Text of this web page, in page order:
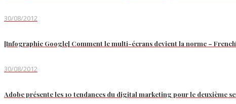
30/08/2012
[Infographie Google] Comment le multi-écrans devient la norme –
30/08/2012
Adobe présente les 10 tendances du digital marketing pour le deuxième